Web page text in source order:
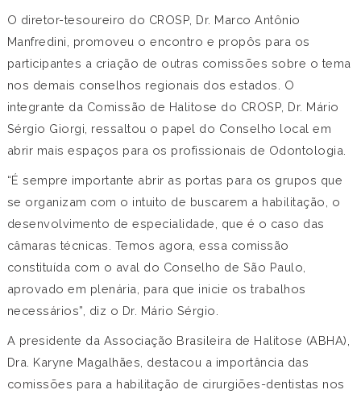
O diretor-tesoureiro do CROSP, Dr. Marco Antônio
Manfredini, promoveu o encontro e propôs para os
participantes a criação de outras comissões sobre o tema
nos demais conselhos regionais dos estados. O
integrante da Comissão de Halitose do CROSP, Dr. Mário
Sérgio Giorgi, ressaltou o papel do Conselho local em
abrir mais espaços para os profissionais de Odontologia.
“É sempre importante abrir as portas para os grupos que
se organizam com o intuito de buscarem a habilitação, o
desenvolvimento de especialidade, que é o caso das
câmaras técnicas. Temos agora, essa comissão
constituída com o aval do Conselho de São Paulo,
aprovado em plenária, para que inicie os trabalhos
necessários”, diz o Dr. Mário Sérgio.
A presidente da Associação Brasileira de Halitose (ABHA),
Dra. Karyne Magalhães, destacou a importância das
comissões para a habilitação de cirurgiões-dentistas nos